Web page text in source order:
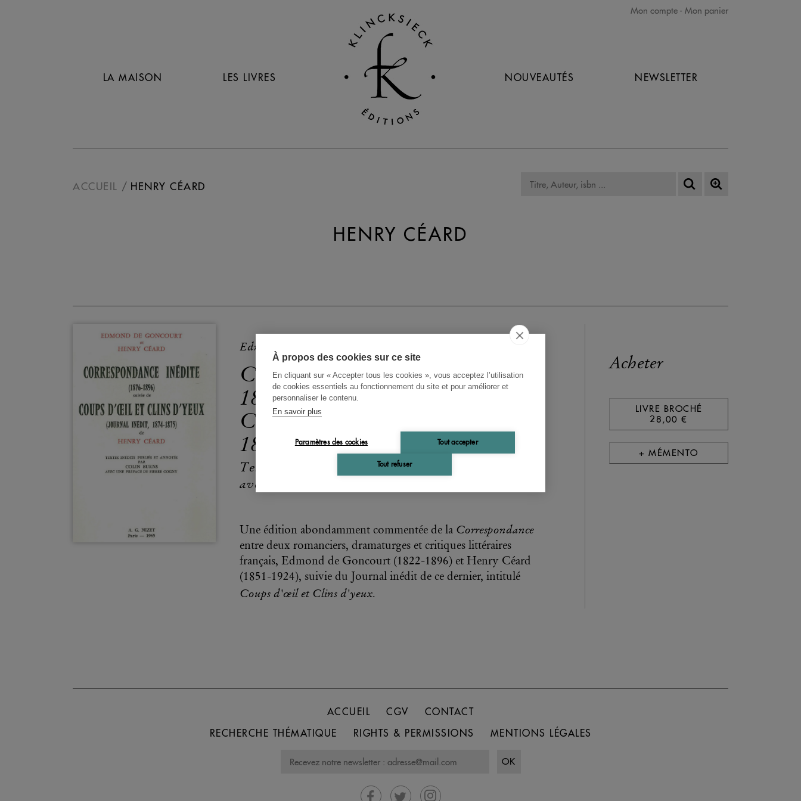
À propos des cookies sur ce site
En cliquant sur « Accepter tous les cookies », vous acceptez l’utilisation
de cookies essentiels au fonctionnement du site et pour améliorer et
personnaliser le contenu.
En savoir plus
Paramètres des cookies Tout accepter
Tout refuser
Mon compte Mon panier
LA MAISON LES LIVRES NOUVEAUTÉS NEWSLETTER
ACCUEIL HENRY CÉARD
HENRY CÉARD
Edmond De Goncourt, Henry Céard
Correspondance inédite (1876-
1896) suivie de Coups d'œil et
Clins d'yeux (Journal inédit,
1874-1875) de Henry Céard
Textes inédits publiés et annotés par Colin Burns,
avec une préface de Pierre Cogny
Une édition abondamment commentée de la Correspondance
entre deux romanciers, dramaturges et critiques littéraires
français, Edmond de Goncourt (1822-1896) et Henry Céard
(1851-1924), suivie du Journal inédit de ce dernier, intitulé
Coups d'œil et Clins d'yeux.
Acheter
LIVRE BROCHÉ
28,00 €
+ MÉMENTO
ACCUEIL CGV
CONTACT
RECHERCHE THÉMATIQUE
RIGHTS & PERMISSIONS MENTIONS LÉGALES
OK